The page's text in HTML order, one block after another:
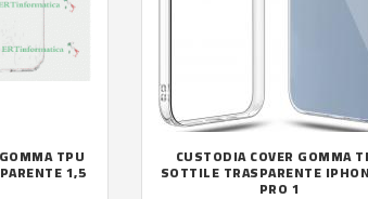
TPU
1,5
CUSTODIA COVER GOMMA
SOTTILE TRASPARENTE
PRO 1